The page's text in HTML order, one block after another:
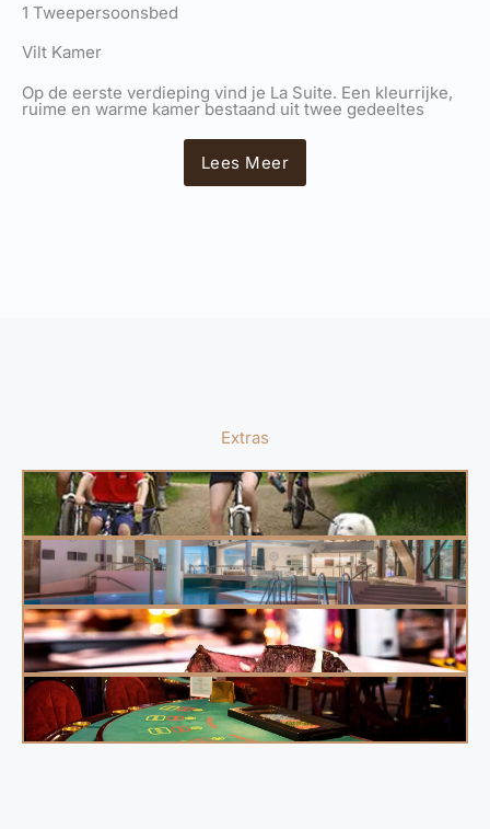
1 Tweepersoonsbed
Vilt Kamer
Op de eerste verdieping vind je La Suite. Een kleurrijke,
ruime en warme kamer bestaand uit twee gedeeltes
Lees Meer
Extras